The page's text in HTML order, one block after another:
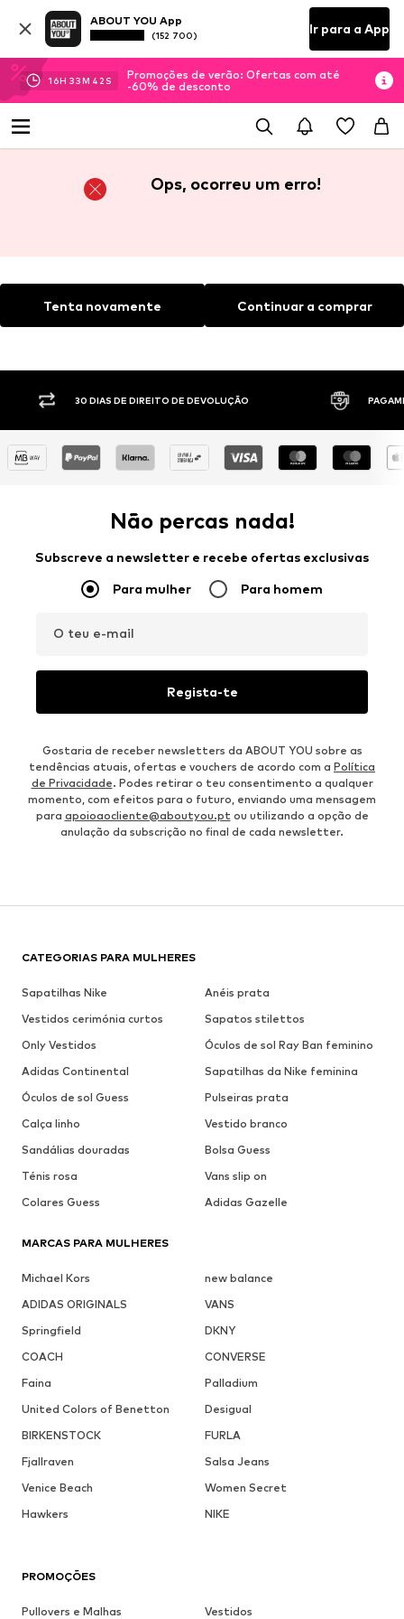
ABOUT YOU App
(152 700) Ir para a App
16H 33M 42 S
Promoções de verão: Ofertas com até
-60% de desconto
Ops, ocorreu um erro!
Tenta novamente Continuar a comprar
30 DIAS DE DIREITO DE DEVOLUÇÃO
Não percas nada!
Subscreve a newsletter e recebe ofertas exclusivas
Para mulher Para homem
O teu e-mail
Regista-te
Gostaria de receber newsletters da ABOUT YOU sobre as
tendências atuais, ofertas e vouchers de acordo com a Política
de Privacidade. Podes retirar o teu consentimento a qualquer
momento, com efeitos para o futuro, enviando uma mensagem
para apoioaocliente@aboutyou.pt ou utilizando a opção de
anulação da subscrição no final de cada newsletter.
CATEGORIAS PARA MULHERES
Sapatilhas Nike
Anéis prata
Vestidos cerimónia curtos
Sapatos stilettos
Only Vestidos
Óculos de sol Ray Ban feminino
Adidas Continental
Sapatilhas da Nike feminina
Óculos de sol Guess
Pulseiras prata
Calça linho
Vestido branco
Sandálias douradas
Bolsa Guess
Ténis rosa
Vans slip on
Colares Guess
Adidas Gazelle
MARCAS PARA MULHERES
Michael Kors
new balance
ADIDAS ORIGINALS
VANS
Springfield
DKNY
COACH
CONVERSE
Faina
Palladium
United Colors of Benetton
Desigual
BIRKENSTOCK
FURLA
Fjallraven
Salsa Jeans
Venice Beach
Women Secret
Hawkers
NIKE
PROMOÇÕES
Pullovers e Malhas
Vestidos